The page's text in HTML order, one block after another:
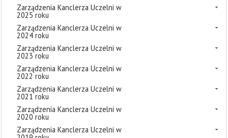
Zarządzenia Kanclerza Uczelni w
2025 roku
Zarządzenia Kanclerza Uczelni w
2024 roku
Zarządzenia Kanclerza Uczelni w
2023 roku
Zarządzenia Kanclerza Uczelni w
2022 roku
Zarządzenia Kanclerza Uczelni w
2021 roku
Zarządzenia Kanclerza Uczelni w
2020 roku
Zarządzenia Kanclerza Uczelni w